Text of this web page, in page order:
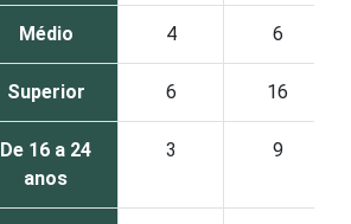
Médio 4 6
Superior 6 16
De 16 a 24
anos
3 9